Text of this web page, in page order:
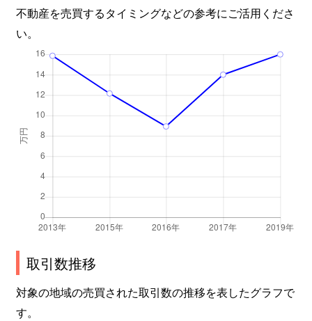
不動産を売買するタイミングなどの参考にご活用くださ
い。
取引数推移
対象の地域の売買された取引数の推移を表したグラフで
す。